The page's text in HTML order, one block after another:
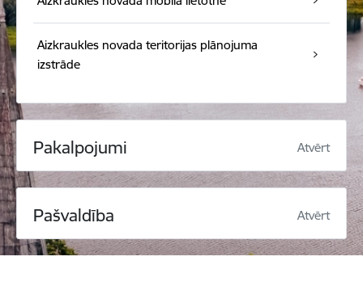
Aizkraukles novada teritorijas plānojuma
izstrāde
Pakalpojumi Atvērt
Pašvaldība Atvērt